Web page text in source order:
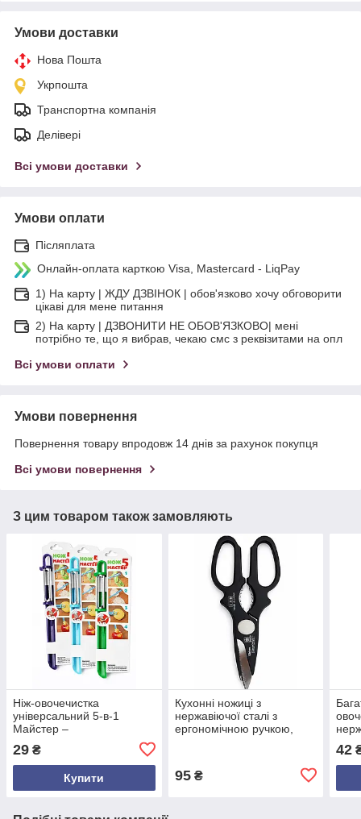
Умови доставки
Нова Пошта
Укрпошта
Транспортна компанія
Делівері
Всі умови доставки
Умови оплати
Післяплата
Онлайн-оплата карткою Visa, Mastercard - LiqPay
1) На карту | ЖДУ ДЗВІНОК | обов'язково хочу обговорити
цікаві для мене питання
2) На карту | ДЗВОНИТИ НЕ ОБОВ'ЯЗКОВО| мені
потрібно те, що я вибрав, чекаю смс з реквізитами на опл
Всі умови оплати
Умови повернення
Повернення товару впродовж 14 днів за рахунок покупця
Всі умови повернення
З цим товаром також замовляють
Ніж-овочечистка
універсальний 5-в-1
Майстер –
кухонний інструмент для
овочів і фруктів
29 ₴
Купити
Кухонні ножиці з
нержавіючої сталі з
ергономічною ручкою,
95₴
42